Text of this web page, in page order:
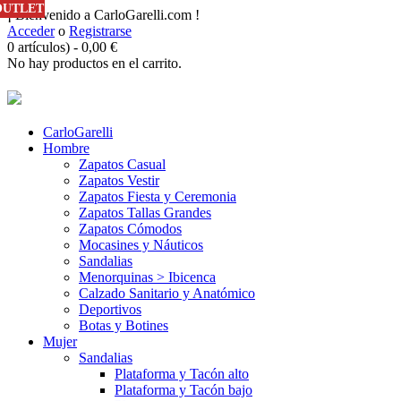
¡ Bienvenido a CarloGarelli.com !
Accedero Registrarse
0 artículos) - 0,00 €
No hay productos en el carrito.
CarloGarelli
Hombre
Zapatos Casual
Zapatos Vestir
Zapatos Fiesta y Ceremonia
Zapatos Tallas Grandes
Zapatos Cómodos
Mocasines y Náuticos
Sandalias
Menorquinas > Ibicenca
Calzado Sanitario y Anatómico
Deportivos
Botas y Botines
Mujer
Sandalias
Plataforma y Tacón alto
Plataforma y Tacón bajo